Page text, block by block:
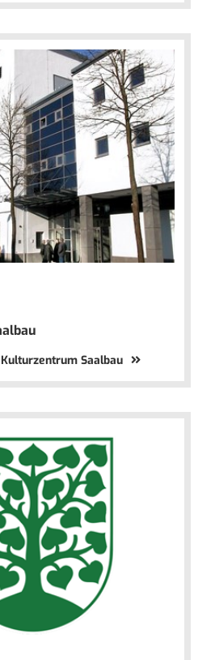
Saalbau